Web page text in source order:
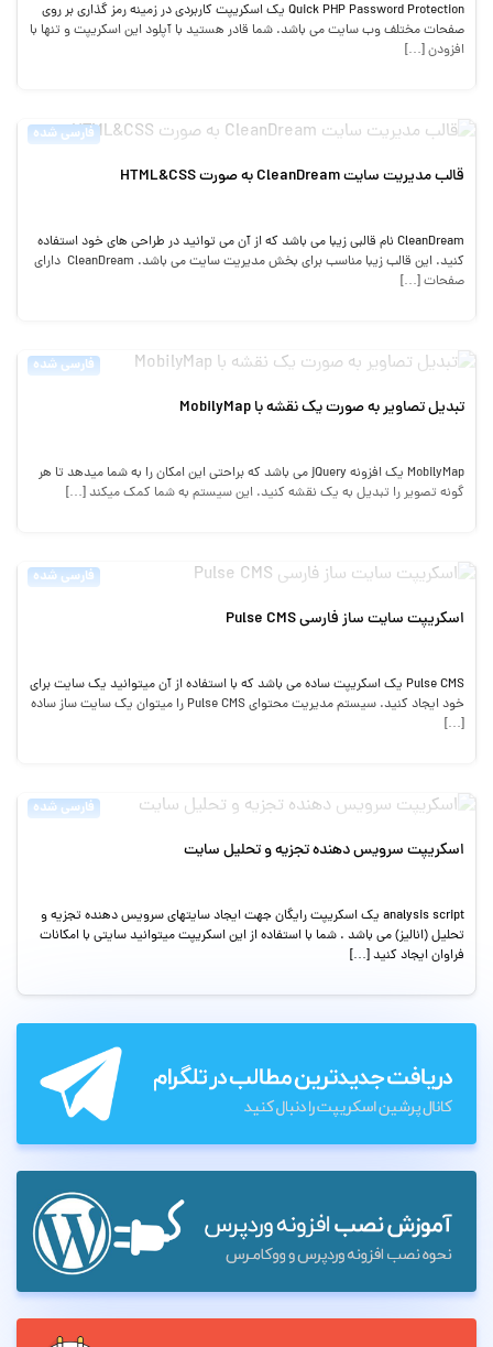
Quick PHP Password Protection یک اسکریپت کاربردی در زمینه رمز گذاری بر روی
صفحات مختلف وب سایت می باشد. شما قادر هستید با آپلود این اسکریپت و تنها با
افزودن […]
فارسی شده
قالب مدیریت سایت CleanDream به صورت HTML&CSS
CleanDream نام قالبی زیبا می باشد که از آن می توانید در طراحی های خود استفاده
کنید. این قالب زیبا مناسب برای بخش مدیریت سایت می باشد. CleanDream دارای
صفحات […]
فارسی شده
تبدیل تصاویر به صورت یک نقشه با MobilyMap
MobilyMap یک افزونه jQuery می باشد که براحتی این امکان را به شما میدهد تا هر
گونه تصویر را تبدیل به یک نقشه کنید. این سیستم به شما کمک میکند […]
فارسی شده
اسکریپت سایت ساز فارسی Pulse CMS
Pulse CMS یک اسکریپت ساده می باشد که با استفاده از آن میتوانید یک سایت برای
خود ایجاد کنید. سیستم مدیریت محتوای Pulse CMS را میتوان یک سایت ساز ساده
[…]
فارسی شده
اسکریپت سرویس دهنده تجزیه و تحلیل سایت
analysis script یک اسکریپت رایگان جهت ایجاد سایتهای سرویس دهنده تجزیه و
تحلیل (انالیز) می باشد . شما با استفاده از این اسکریپت میتوانید سایتی با امکانات
فراوان ایجاد کنید […]